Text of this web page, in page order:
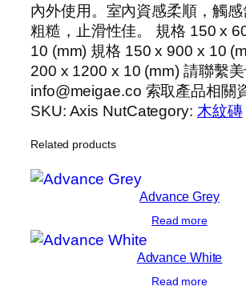
內外使用。室內資感柔順，觸
粗糙，止滑性佳。 規格 150 x
10 (mm) 規格 150 x 900 x 10
200 x 1200 x 10 (mm) 請聯繫
info@meigae.co 索取產品相關
SKU: Axis NutCategory: 木紋磚
Related products
Advance Grey
Read more
Advance White
Read more